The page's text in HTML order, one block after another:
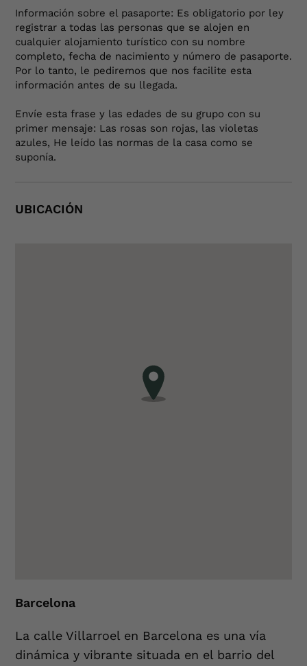
Información sobre el pasaporte: Es obligatorio por ley
registrar a todas las personas que se alojen en
cualquier alojamiento turístico con su nombre
completo, fecha de nacimiento y número de pasaporte.
Por lo tanto, le pediremos que nos facilite esta
información antes de su llegada.
Envíe esta frase y las edades de su grupo con su
primer mensaje: Las rosas son rojas, las violetas
azules, He leído las normas de la casa como se
suponía.
UBICACIÓN
Barcelona
La calle Villarroel en Barcelona es una vía
dinámica y vibrante situada en el barrio del